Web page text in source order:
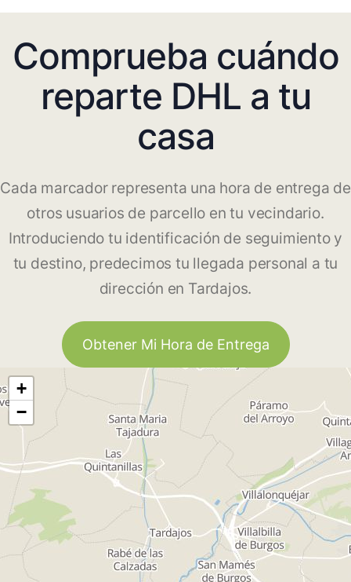
Comprueba cuándo
reparte DHL a tu
casa
Cada marcador representa una hora de entrega de
otros usuarios de parcello en tu vecindario.
Introduciendo tu identificación de seguimiento y
tu destino, predecimos tu llegada personal a tu
dirección en Tardajos.
Obtener Mi Hora de Entrega
+
−